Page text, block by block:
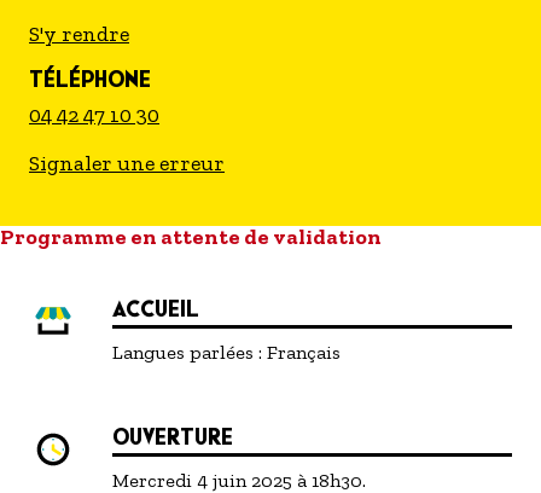
S'y rendre
TÉLÉPHONE
04 42 47 10 30
Signaler une erreur
Programme en attente de validation
ACCUEIL
Langues parlées : Français
OUVERTURE
Mercredi 4 juin 2025 à 18h30.